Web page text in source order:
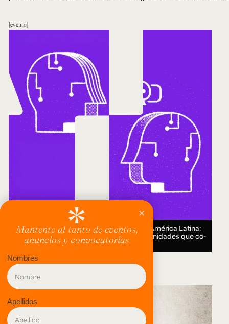
evento
Encuentro Humanidades Digitales en América Latina:
genealogías, conocimiento abierto y comunidades que co-
crean.18 AUG 2026.
evento